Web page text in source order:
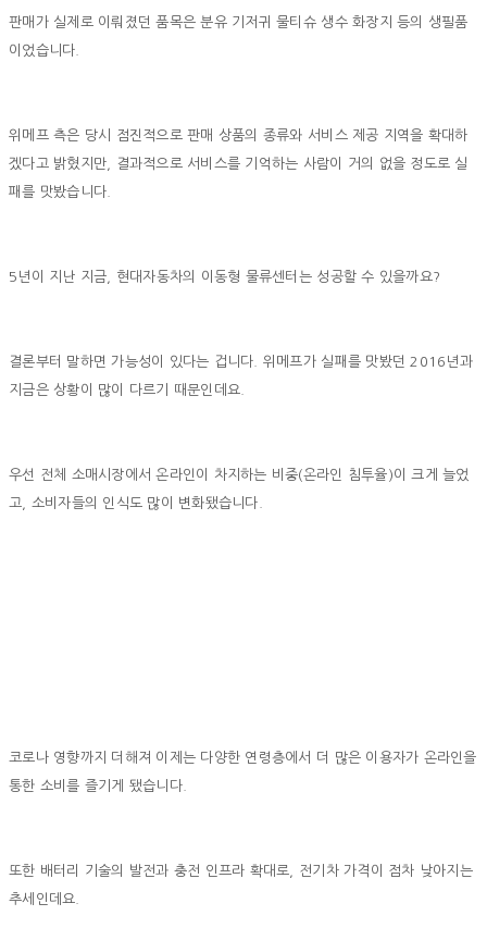
판매가 실제로 이뤄졌던 품목은 분유 기저귀 물티슈 생수 화장지 등의 생필품
이었습니다.
위메프 측은 당시 점진적으로 판매 상품의 종류와 서비스 제공 지역을 확대하
겠다고 밝혔지만, 결과적으로 서비스를 기억하는 사람이 거의 없을 정도로 실
패를 맛봤습니다.
5년이 지난 지금, 현대자동차의 이동형 물류센터는 성공할 수 있을까요?
결론부터 말하면 가능성이 있다는 겁니다. 위메프가 실패를 맛봤던 2016년과
지금은 상황이 많이 다르기 때문인데요.
우선 전체 소매시장에서 온라인이 차지하는 비중(온라인 침투율)이 크게 늘었
고, 소비자들의 인식도 많이 변화됐습니다.
코로나 영향까지 더해져 이제는 다양한 연령층에서 더 많은 이용자가 온라인을
통한 소비를 즐기게 됐습니다.
또한 배터리 기술의 발전과 충전 인프라 확대로, 전기차 가격이 점차 낮아지는
추세인데요.